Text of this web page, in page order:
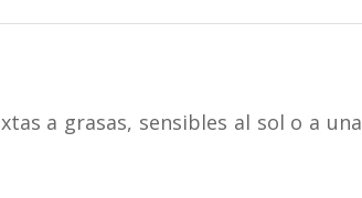
a grasas, sensibles al sol o a una